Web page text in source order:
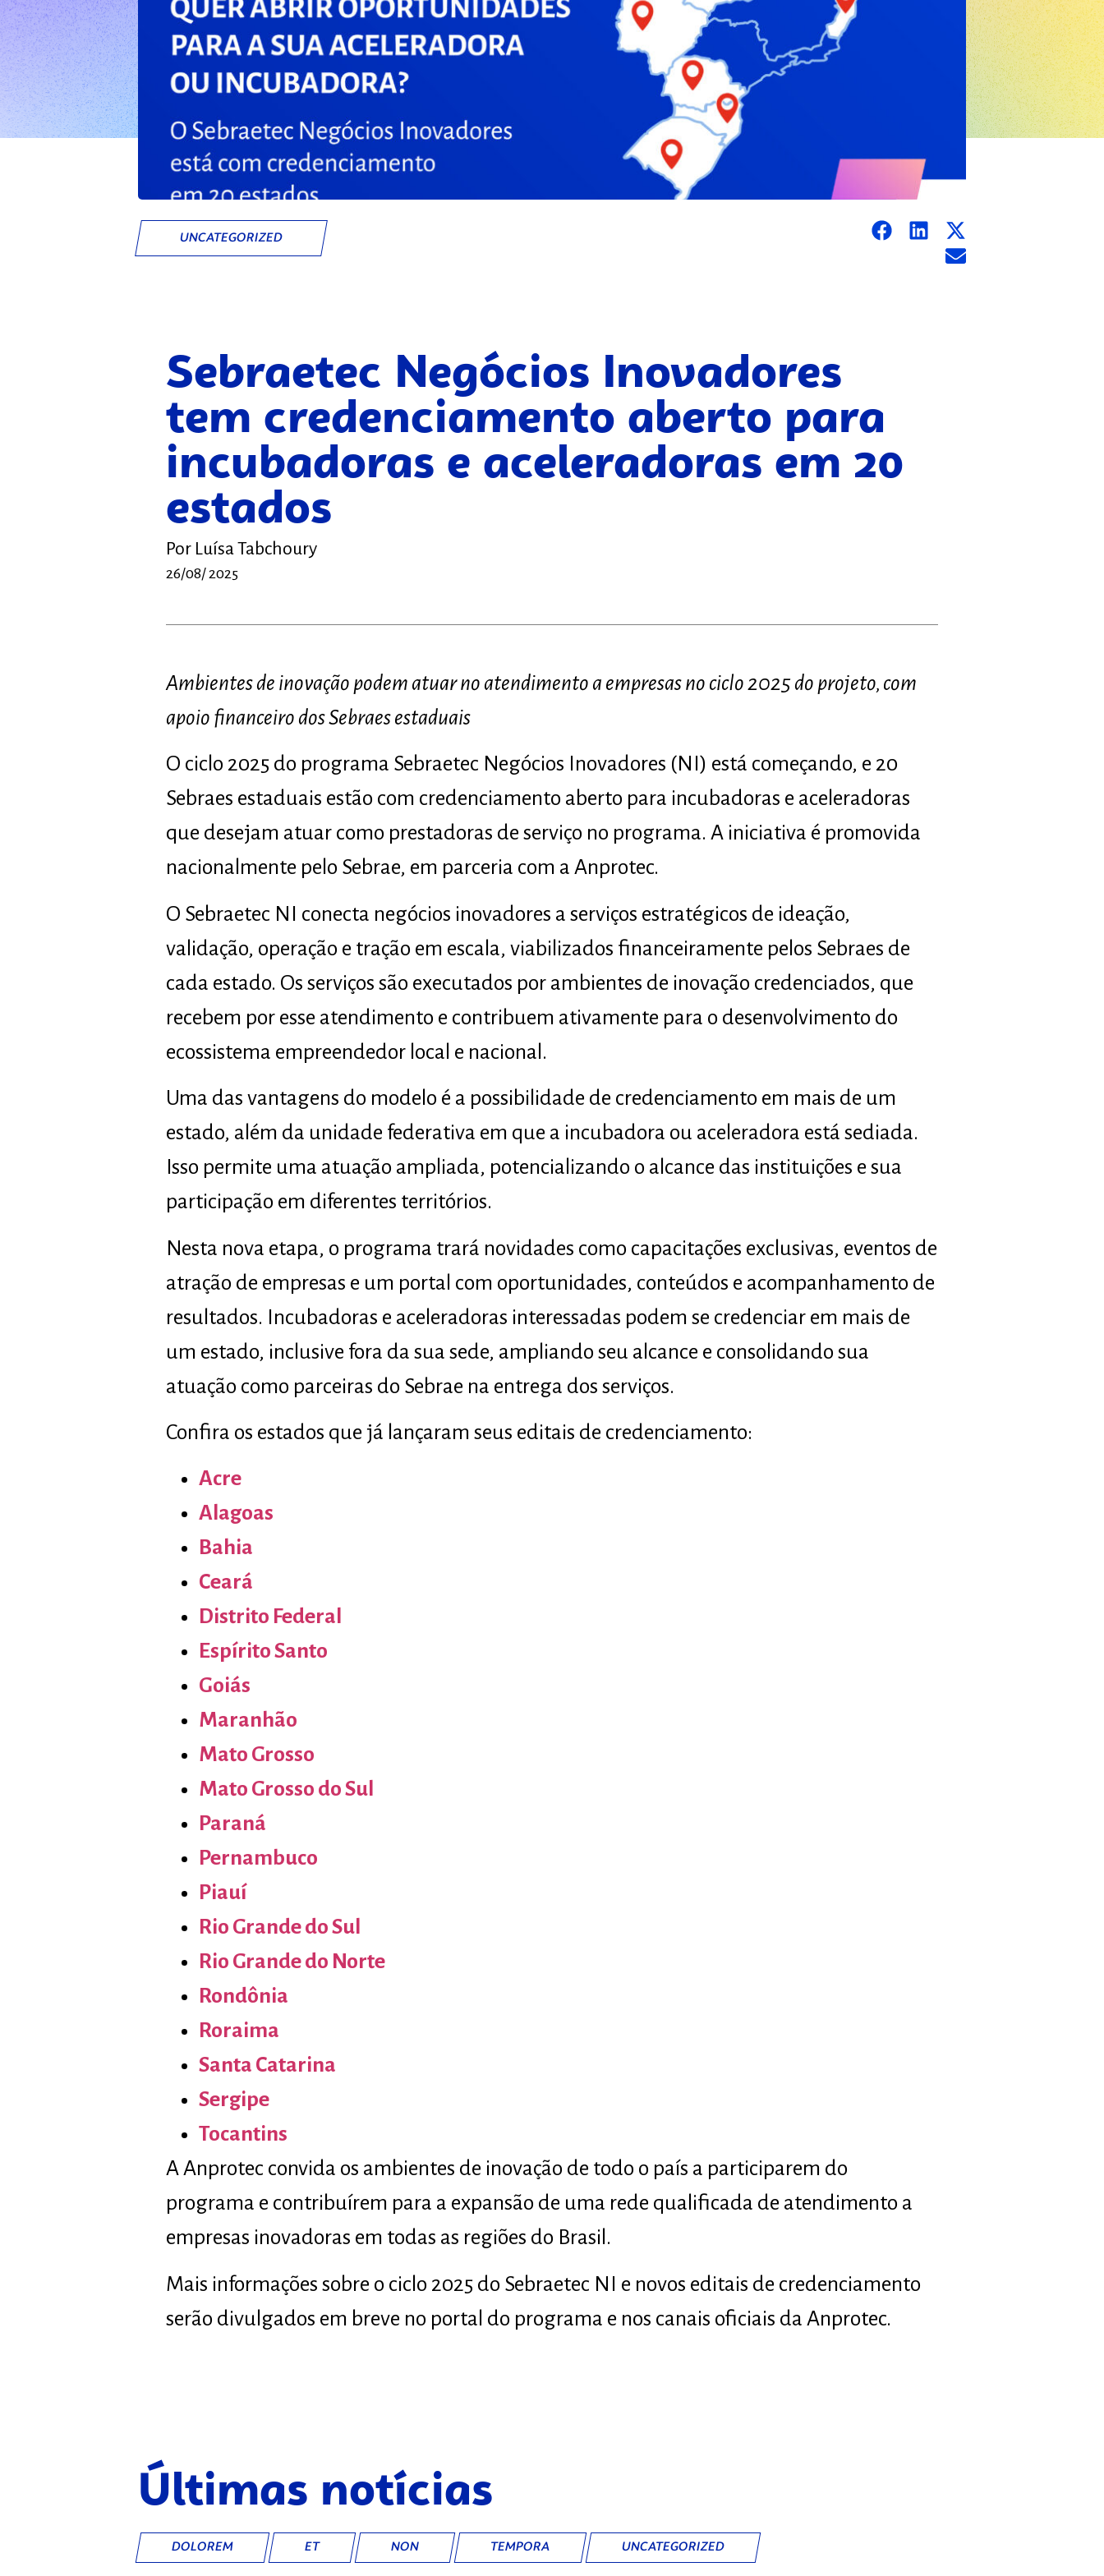
UNCATEGORIZED
Sebraetec Negócios Inovadores
tem credenciamento aberto para
incubadoras e aceleradoras em 20
estados
Por Luísa Tabchoury
26/08/ 2025
Ambientes de inovação podem atuar no atendimento a empresas no ciclo 2025 do projeto, com
apoio financeiro dos Sebraes estaduais
O ciclo 2025 do programa Sebraetec Negócios Inovadores (NI) está começando, e 20
Sebraes estaduais estão com credenciamento aberto para incubadoras e aceleradoras
que desejam atuar como prestadoras de serviço no programa. A iniciativa é promovida
nacionalmente pelo Sebrae, em parceria com a Anprotec.
O Sebraetec NI conecta negócios inovadores a serviços estratégicos de ideação,
validação, operação e tração em escala, viabilizados financeiramente pelos Sebraes de
cada estado. Os serviços são executados por ambientes de inovação credenciados, que
recebem por esse atendimento e contribuem ativamente para o desenvolvimento do
ecossistema empreendedor local e nacional.
Uma das vantagens do modelo é a possibilidade de credenciamento em mais de um
estado, além da unidade federativa em que a incubadora ou aceleradora está sediada.
Isso permite uma atuação ampliada, potencializando o alcance das instituições e sua
participação em diferentes territórios.
Nesta nova etapa, o programa trará novidades como capacitações exclusivas, eventos de
atração de empresas e um portal com oportunidades, conteúdos e acompanhamento de
resultados. Incubadoras e aceleradoras interessadas podem se credenciar em mais de
um estado, inclusive fora da sua sede, ampliando seu alcance e consolidando sua
atuação como parceiras do Sebrae na entrega dos serviços.
Confira os estados que já lançaram seus editais de credenciamento:
Acre
Alagoas
Bahia
Ceará
Distrito Federal
Espírito Santo
Goiás
Maranhão
Mato Grosso
Mato Grosso do Sul
Paraná
Pernambuco
Piauí
Rio Grande do Sul
Rio Grande do Norte
Rondônia
Roraima
Santa Catarina
Sergipe
Tocantins
A Anprotec convida os ambientes de inovação de todo o país a participarem do
programa e contribuírem para a expansão de uma rede qualificada de atendimento a
empresas inovadoras em todas as regiões do Brasil.
Mais informações sobre o ciclo 2025 do Sebraetec NI e novos editais de credenciamento
serão divulgados em breve no portal do programa e nos canais oficiais da Anprotec.
Últimas notícias
DOLOREM ET NON TEMPORA UNCATEGORIZED